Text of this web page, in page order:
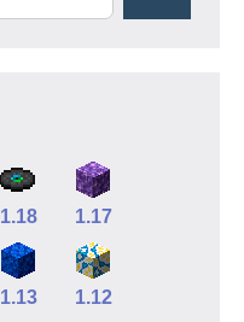
1.18 1.17
1.13 1.12